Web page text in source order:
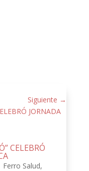
Siguiente →
CELEBRÓ
Ferro Salud,